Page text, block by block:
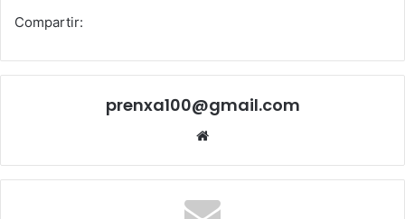
Compartir:
prenxa100@gmail.com